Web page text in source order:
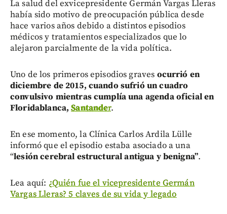
La salud del exvicepresidente Germán Vargas Lleras
había sido motivo de preocupación pública desde
hace varios años debido a distintos episodios
médicos y tratamientos especializados que lo
alejaron parcialmente de la vida política.
Uno de los primeros episodios graves ocurrió en
diciembre de 2015, cuando sufrió un cuadro
convulsivo mientras cumplía una agenda oficial en
Floridablanca,Santander.
En ese momento, la Clínica Carlos Ardila Lülle
informó que el episodio estaba asociado a una
“lesión cerebral estructural antigua y benigna”.
Lea aquí: ¿Quién fue el vicepresidente Germán
Vargas Lleras? 5 claves de su vida y legado